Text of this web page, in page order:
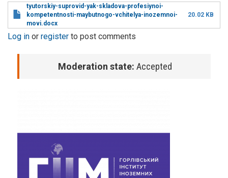
tyutorskiy-suprovid-yak-skladova-profesiynoi-
kompetentnosti-maybutnogo-vchitelya-inozemnoi-
movi.docx
20.02 KB
Log in or register to post comments
Moderation state: Accepted